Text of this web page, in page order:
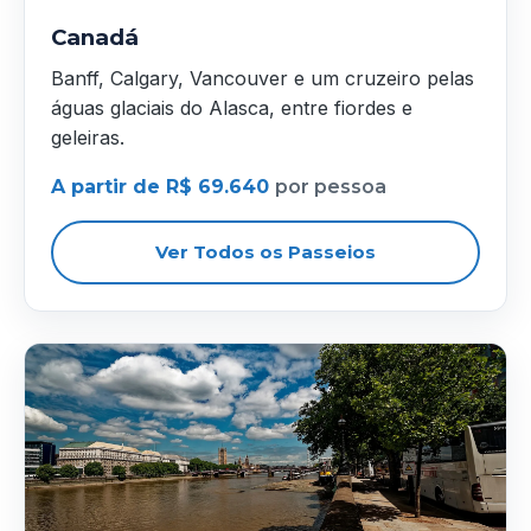
Canadá
Banff, Calgary, Vancouver e um cruzeiro pelas
águas glaciais do Alasca, entre fiordes e
geleiras.
A partir de R$ 69.640 por pessoa
Ver Todos os Passeios